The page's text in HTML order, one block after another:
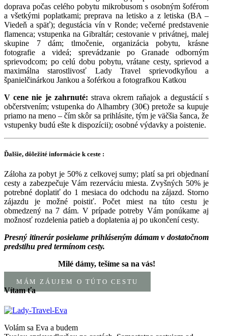
doprava počas celého pobytu mikrobusom s osobným šoférom
a všetkými poplatkami; preprava na letisko a z letiska (BA –
Viedeň a späť); degustácia vín v Ronde; večerné predstavenie
flamenca; vstupenka na Gibraltár; cestovanie v privátnej, malej
skupine 7 dám; tlmočenie, organizácia pobytu, krásne
fotografie a videá; sprevádzanie po Granade odborným
sprievodcom; po celú dobu pobytu, vrátane cesty, sprievod a
maximálna starostlivosť Lady Travel sprievodkyňou a
španielčinárkou Jankou a šoférkou a fotografkou Katkou
V cene nie je zahrnuté: strava okrem raňajok a degustácií s
občerstvením; vstupenka do Alhambry (30€) pretože sa kupuje
priamo na meno – čím skôr sa prihlásite, tým je väčšia šanca, že
vstupenky budú ešte k dispozícii); osobné výdavky a poistenie.
Ďalšie, dôležité informácie k ceste :
Záloha za pobyt je 50% z celkovej sumy; platí sa pri objednaní
cesty a zabezpečuje Vám rezerváciu miesta. Zvyšných 50% je
potrebné doplatiť do 1 mesiaca do odchodu na zájazd. Storno
zájazdu je možné poistiť. Počet miest na túto cestu je
obmedzený na 7 dám. V prípade potreby Vám ponúkame aj
možnosť rozdelenia patieb a doplatenia aj po ukončení cesty.
Presný itinerár posielame prihláseným dámam v dostatočnom
predstihu pred termínom cesty.
Milé dámy, tešíme sa na vás!
MÁM ZÁUJEM O TÚTO CESTU
Vítam ťa
Volám sa Eva a budem